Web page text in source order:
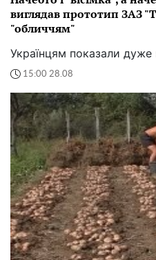
виглядав прототип ЗАЗ
"обличчям"
Українцям показали дуже
15:00 28.08